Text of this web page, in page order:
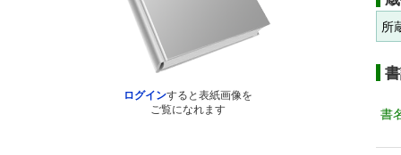
ログインすると表紙画像を
ご覧になれます
所
書